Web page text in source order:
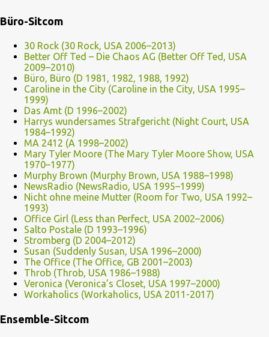
Büro-Sitcom
30 Rock (30 Rock, USA 2006–2013)
Better Off Ted – Die Chaos AG (Better Off Ted, USA
2009–2010)
Büro, Büro (D 1981, 1982, 1988, 1992)
Caroline in the City (Caroline in the City, USA 1995–
1999)
Das Amt (D 1996–2002)
Harrys wundersames Strafgericht (Night Court, USA
1984–1992)
MA 2412 (A 1998–2002)
Mary Tyler Moore (The Mary Tyler Moore Show, USA
1970–1977)
Murphy Brown (Murphy Brown, USA 1988–1998)
NewsRadio (NewsRadio, USA 1995–1999)
Nicht ohne meine Mutter (Room for Two, USA 1992–
1993)
Office Girl (Less than Perfect, USA 2002–2006)
Salto Postale (D 1993–1996)
Stromberg (D 2004–2012)
Susan (Suddenly Susan, USA 1996–2000)
The Office (The Office, GB 2001–2003)
Throb (Throb, USA 1986–1988)
Veronica (Veronica’s Closet, USA 1997–2000)
Workaholics (Workaholics, USA 2011-2017)
Ensemble-Sitcom